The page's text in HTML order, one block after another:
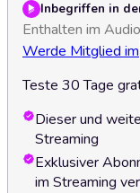
Inbegriffen in
Enthalten im
Werde Mitglied im
Teste 30 Tage
Dieser und
Streaming
Exklusiver
im Streaming